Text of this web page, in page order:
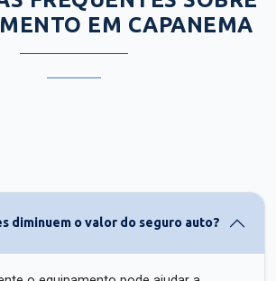
EM CAPANEMA
diminuem o valor do seguro auto?